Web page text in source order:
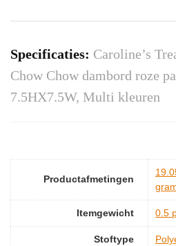
Specificaties: Caroline’s
Chow Chow dambord roze
7.5HX7.5W, Multi kleuren
Productafmetingen
Itemgewicht ‎0.5
Stoftype